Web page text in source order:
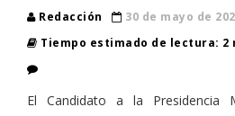
Redacción
30 de mayo de
Tiempo estimado de lectura: 2
El Candidato a la Presidencia